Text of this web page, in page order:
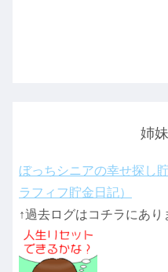
姉
ぼっちシニアの幸せ探し
ラフィフ貯金日記）
↑過去ログはコチラにあり